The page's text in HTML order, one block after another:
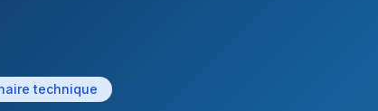
technique